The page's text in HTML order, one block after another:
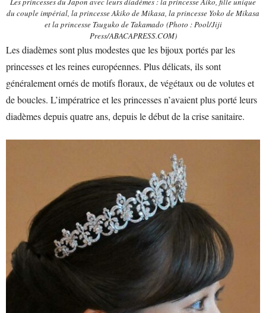
du couple impérial, la princesse Akiko de Mikasa, la princesse Yoko de Mikasa
et la princesse Tsuguko de Takamado (Photo : Pool/Jiji
Press/ABACAPRESS.COM)
Les diadèmes sont plus modestes que les bijoux portés par les
princesses et les reines européennes. Plus délicats, ils sont
généralement ornés de motifs floraux, de végétaux ou de volutes et
de boucles. L’impératrice et les princesses n’avaient plus porté leurs
diadèmes depuis quatre ans, depuis le début de la crise sanitaire.